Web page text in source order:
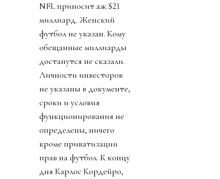
NFL приносит аж $21
миллиард. Женский
футбол не указан. Кому
обещанные миллиарды
достанутся не сказали.
Личности инвесторов
не указаны в документе,
сроки и условия
функционирования не
определены, ничего
кроме приватизации
прав на футбол. К концу
дня Карлос Кордейро,